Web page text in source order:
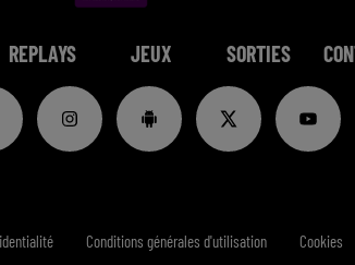
REPLAYS JEUX SORTIES
Conditions générales d'utilisation Cookies